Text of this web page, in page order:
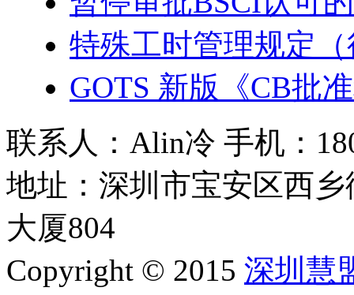
特殊工时管理规定
GOTS 新版《CB批
联系人：Alin冷 手机：
地址：深圳市宝安区西
大厦804
Copyright © 2015 深圳慧